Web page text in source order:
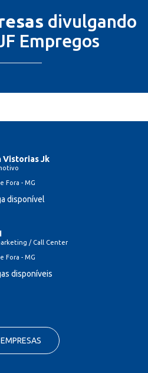
divulgando
Empregos
Vistorias Jk
Fora - MG
disponível
/ Call Center
Fora - MG
disponíveis